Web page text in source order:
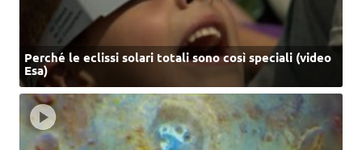
Perché le eclissi solari totali sono così speciali (video
Esa)